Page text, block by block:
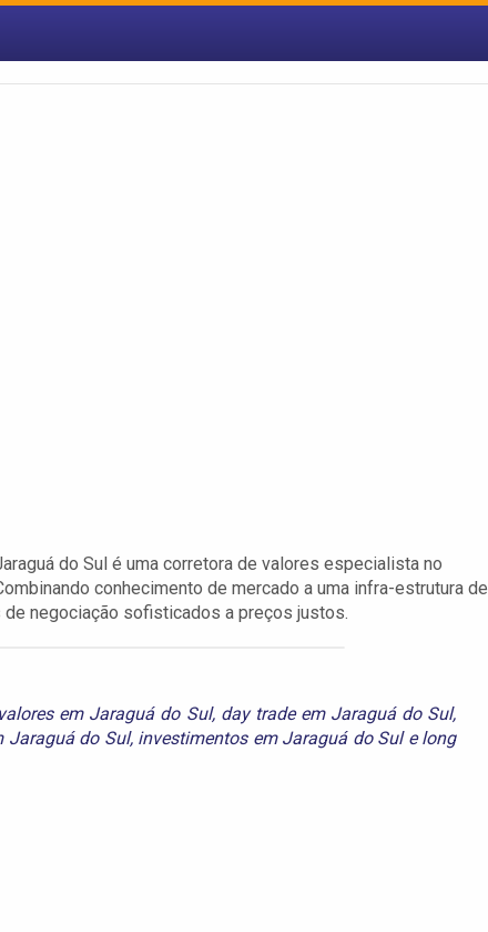
do Sul é uma corretora de valores especialista no
conhecimento de mercado a uma infra-estrutura de
negociação sofisticados a preços justos.
em Jaraguá do Sul, day trade em Jaraguá do Sul,
Jaraguá do Sul, investimentos em Jaraguá do Sulelong